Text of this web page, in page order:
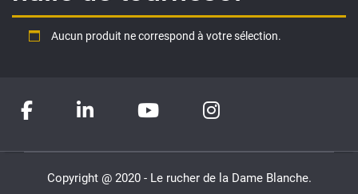
Aucun produit ne correspond à votre sélection.
Copyright @ 2020 - Le rucher de la Dame Blanche.